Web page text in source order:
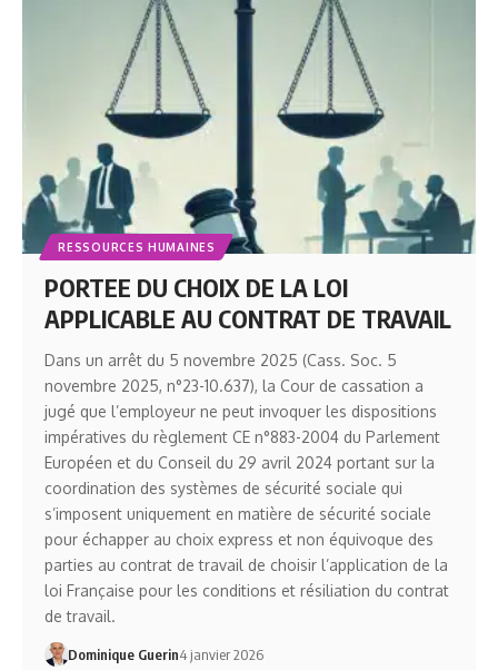
RESSOURCES HUMAINES
PORTEE DU CHOIX DE LA LOI
APPLICABLE AU CONTRAT DE TRAVAIL
Dans un arrêt du 5 novembre 2025 (Cass. Soc. 5
novembre 2025, n°23-10.637), la Cour de cassation a
jugé que l’employeur ne peut invoquer les dispositions
impératives du règlement CE n°883-2004 du Parlement
Européen et du Conseil du 29 avril 2024 portant sur la
coordination des systèmes de sécurité sociale qui
s’imposent uniquement en matière de sécurité sociale
pour échapper au choix express et non équivoque des
parties au contrat de travail de choisir l’application de la
loi Française pour les conditions et résiliation du contrat
de travail.
Dominique Guerin4 janvier 2026